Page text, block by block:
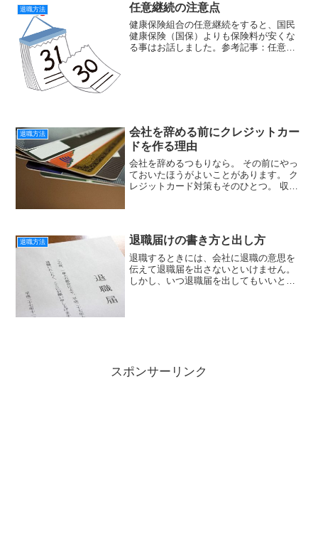
退職方法 任意継続の注意点
健康保険組合の任意継続をすると、国民
健康保険（国保）よりも保険料が安くな
る事はお話しました。参考記事：任意継
退職方法
会社を辞める前にクレジットカー
ドを作る理由
会社を辞めるつもりなら。 その前にやっ
ておいたほうがよいことがあります。 ク
レジットカード対策もそのひとつ。 収入
はありませんが。し...
退職方法 退職届けの書き方と出し方
退職するときには、会社に退職の意思を
伝えて退職届を出さないといけません。
しかし、いつ退職届を出してもいいとい
スポンサーリンク